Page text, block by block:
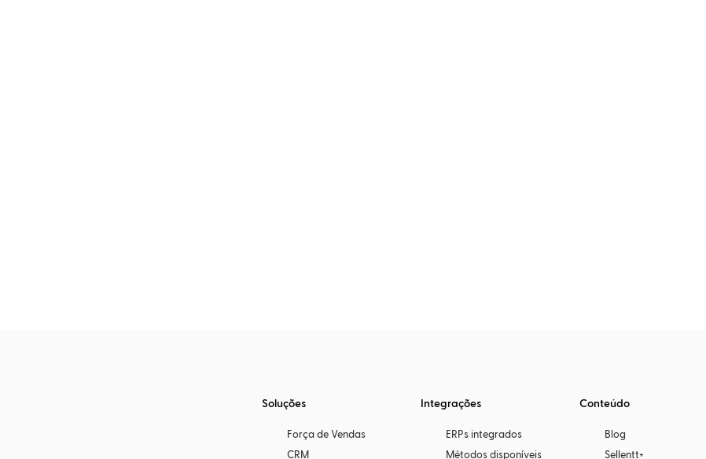
Soluções
Força de Vendas
CRM
Integrações
ERPs integrados
Métodos disponíveis
Conteúdo
Blog
Sellentt+